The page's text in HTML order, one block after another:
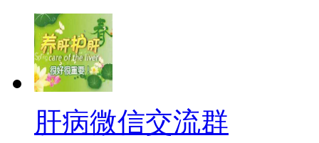
肝病微信交流群